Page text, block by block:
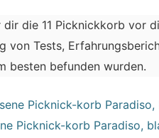
dir die 11 Picknickkorb vor
von Tests,
besten befunden wurden.
Picknick-korb Paradiso,